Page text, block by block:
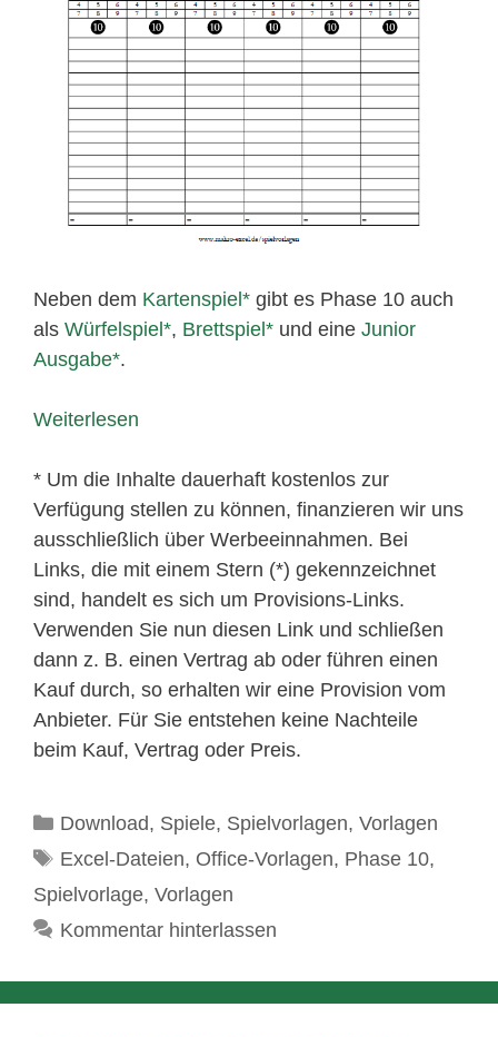
Neben dem Kartenspiel
gibt es Phase 10 auch
als Würfelspiel , Brettspiel und eine Junior
Ausgabe .
Weiterlesen
* Um die Inhalte dauerhaft kostenlos zur
Verfügung stellen zu können, finanzieren wir uns
ausschließlich über Werbeeinnahmen. Bei
Links, die mit einem Stern (*) gekennzeichnet
sind, handelt es sich um Provisions-Links.
Verwenden Sie nun diesen Link und schließen
dann z. B. einen Vertrag ab oder führen einen
Kauf durch, so erhalten wir eine Provision vom
Anbieter. Für Sie entstehen keine Nachteile
beim Kauf, Vertrag oder Preis.
Kategorien
Download, Spiele, Spielvorlagen, Vorlagen
Schlagwörter
Excel-Dateien, Office-Vorlagen, Phase 10,
Spielvorlage, Vorlagen
Kommentar hinterlassen